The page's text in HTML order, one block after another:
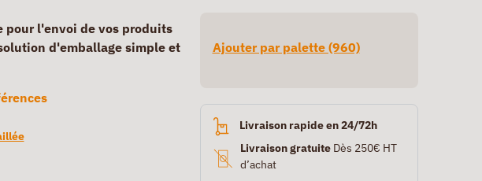
pour l'envoi de vos produits
d'emballage simple et
Ajouter par palette (960)
Livraison rapide en 24/72h
Livraison gratuiteDès 250€ HT
d’achat